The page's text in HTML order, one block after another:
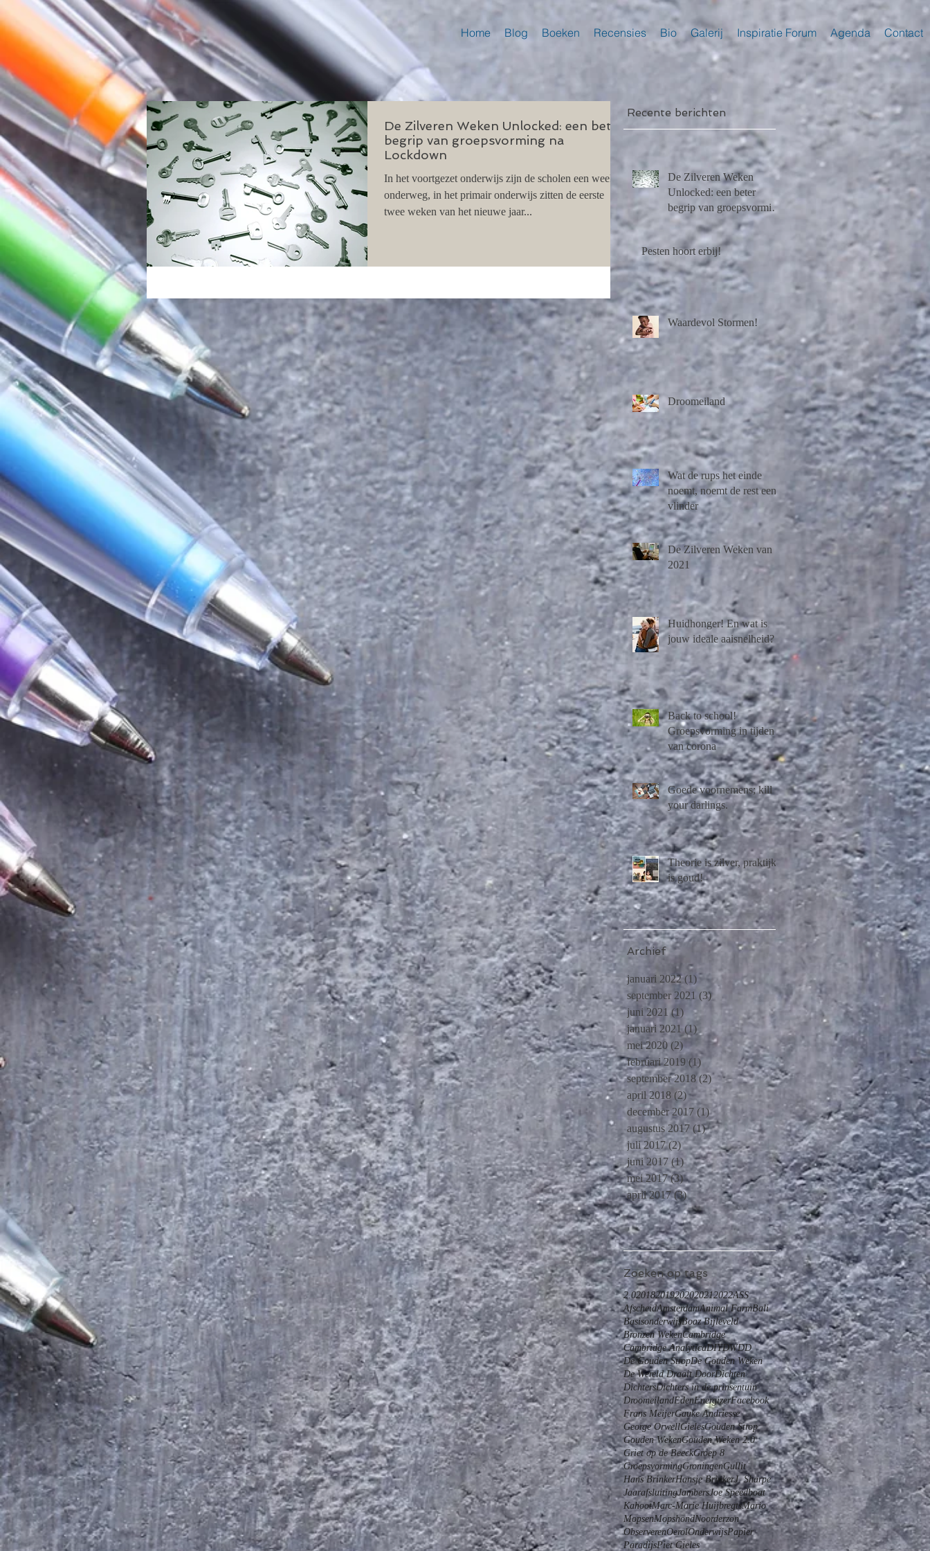
Home Blog Boeken Recensies Bio Galerij Inspiratie Forum Agenda Contact
De Zilveren Weken Unlocked: een beter
begrip van groepsvorming na
Lockdown
In het voortgezet onderwijs zijn de scholen een weekje
onderweg, in het primair onderwijs zitten de eerste
twee weken van het nieuwe jaar...
Recente berichten
De Zilveren Weken
Unlocked: een beter
begrip van groepsvorming
na Lockdown
Pesten hoort erbij!
Waardevol Stormen!
Droomeiland
Wat de rups het einde
noemt, noemt de rest een
vlinder
De Zilveren Weken van
2021
Huidhonger! En wat is
jouw ideale aaisnelheid?
Back to school!
Groepsvorming in tijden
van corona
Goede voornemens; kill
your darlings.
Theorie is zilver, praktijk
is goud!
Archief
januari 2022 (1) 1 post
september 2021 (3)3 posts
juni 2021 (1) 1 post
januari 2021 (1)1 post
mei 2020 (2)2 posts
februari 2019 (1) 1 post
september 2018 (2)2 posts
april 2018 (2)2 posts
december 2017 (1)1 post
augustus 2017 (1)1 post
juli 2017 (2) 2 posts
juni 2017 (1)1 post
mei 2017 (3)3 posts
april 2017 (3)3 posts
Zoeken op tags
2.020182019202020212022ASS
AfscheidAmsterdamAnimal FarmBali
BasisonderwijsBoaz Bijleveld
Bronzen WekenCambridge
Cambridge AnalyticaDIYDWDD
De Gouden StropDe Gouden Weken
De Wereld Draait DoorDichten
DichtersDichters in de prinsentuin
DroomeilandEdenEnergizerFacebook
Frans MeijerGauke Andriesse
George OrwellGielesGouden Strop
Gouden WekenGouden Weken 2.0
Griet op de BeeckGroep 8
GroepsvormingGroningenGullit
Hans BrinkerHansje BrinkerJ. Sharpe
JaarafsluitingJambersJoe Speedboat
KahootMarc-Marie HuijbregtsMario
MopsenMopshondNoorderzon
ObserverenOerolOnderwijsPapier
ParadijsPiet Gieles